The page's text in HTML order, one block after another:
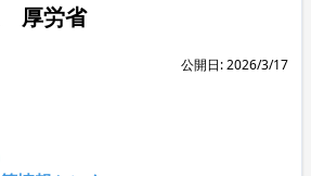
厚労省
公開日: 2026/3/17